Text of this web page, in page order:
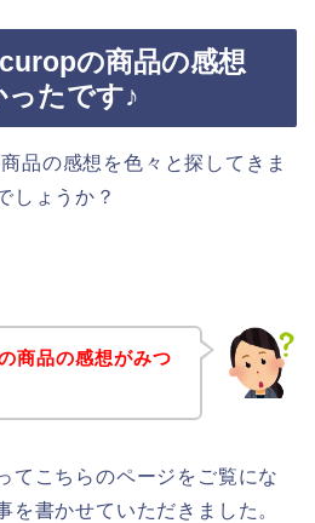
の商品の感想
たです♪
品の感想を色々と探してきま
しょうか？
商品の感想がみつ
てこちらのページをご覧にな
を書かせていただきました。